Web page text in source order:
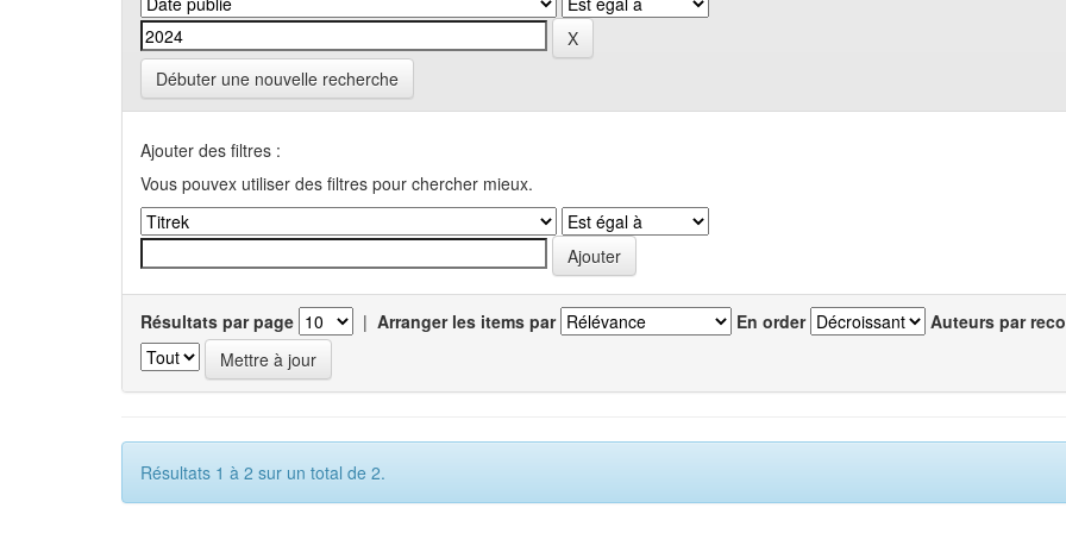
Débuter une nouvelle recherche
Ajouter des filtres :
Vous pouvex utiliser des filtres pour chercher mieux.
Résultats par page | Arranger les items par En order Auteurs par
Résultats 1 à 2 sur un total de 2.